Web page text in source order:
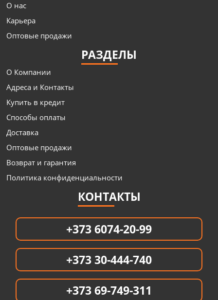
О нас
Карьера
Оптовые продажи
РАЗДЕЛЫ
О Компании
Адреса и Контакты
Купить в кредит
Способы оплаты
Доставка
Оптовые продажи
Возврат и гарантия
Политика конфиденциальности
КОНТАКТЫ
+373 6074-20-99
+373 30-444-740
+373 69-749-311